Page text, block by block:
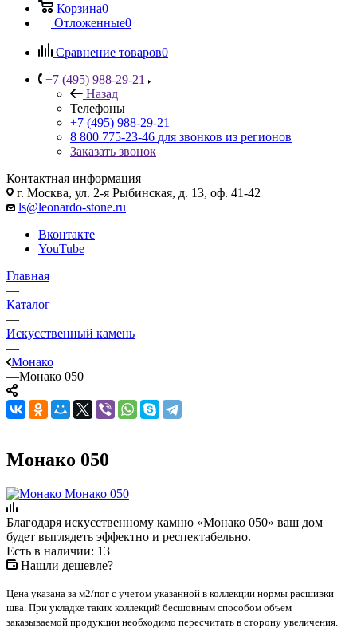
Корзина0
Отложенные0
Сравнение товаров0
+7 (495) 988-29-21
Назад
Телефоны
+7 (495) 988-29-21
8 800 775-23-46 для звонков из регионов
Заказать звонок
Контактная информация
г. Москва, ул. 2-я Рыбинская, д. 13, оф. 41-42
ls@leonardo-stone.ru
Вконтакте
YouTube
Главная
—
Каталог
—
Искусственный камень
—
Монако
—Монако 050
Монако 050
Благодаря искусственному камню «Монако 050» ваш дом
будет выглядеть эффектно и респектабельно.
Есть в наличии: 13
Нашли дешевле?
Цена указана за м2/пог с учетом указанной в коллекции нормы расшивки
шва. При укладке таких коллекций бесшовным способом объем
заказываемой продукции необходимо пересчитать в сторону увеличения.